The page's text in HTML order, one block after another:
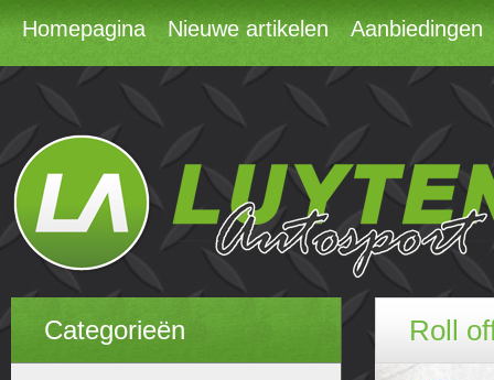
Homepagina Nieuwe artikelen Aanbiedingen
Categorieën
Roll